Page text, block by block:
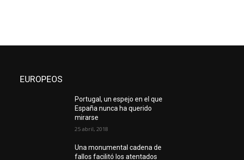
EUROPEOS
Portugal, un espejo en el que
España nunca ha querido
mirarse
25 abril, 2018
Una monumental cadena de
fallos facilitó los atentados